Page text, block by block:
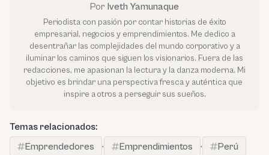
Por Iveth Yamunaque
Periodista con pasión por contar historias de éxito
empresarial, negocios y emprendimientos. Me dedico a
desentrañar las complejidades del mundo corporativo y a
iluminar los caminos que siguen los visionarios. Fuera de las
redacciones, me apasionan la lectura y la danza moderna. Mi
objetivo es brindar una perspectiva fresca y auténtica que
inspire a otros a perseguir sus sueños.
Temas relacionados:
Emprendedores
· Emprendimientos · Perú